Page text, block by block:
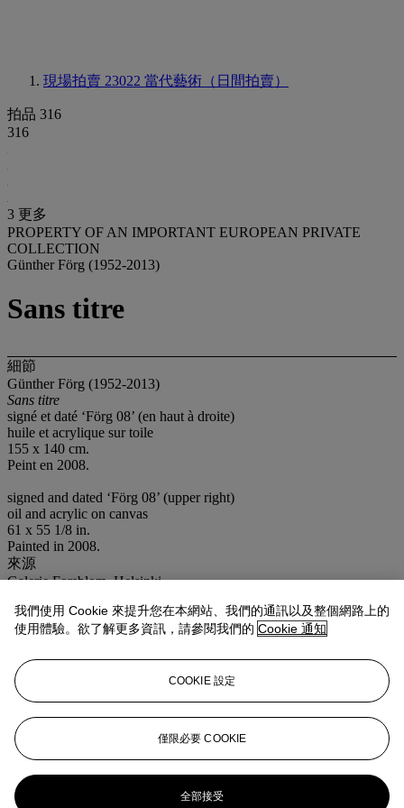
現場拍賣 23022 當代藝術（日間拍賣）
拍品 316
316
3 更多
PROPERTY OF AN IMPORTANT EUROPEAN PRIVATE
COLLECTION
Günther Förg (1952-2013)
Sans titre
細節
Günther Förg (1952-2013)
Sans titre
signé et daté ‘Förg 08’ (en haut à droite)
huile et acrylique sur toile
155 x 140 cm.
Peint en 2008.
signed and dated ‘Förg 08’ (upper right)
oil and acrylic on canvas
61 x 55 1/8 in.
Painted in 2008.
來源
Galerie Forsblom, Helsinki
展覽
Berlin, Miettinen Collection, wir sagen uns Dunkles. dark things we
更多詳情
Cette œuvre est enregistrée dans les archives Günther Förg sous le
no. WVF.08.B.0125. Nous remercions Mr. Michael Neff de l'Estate
of Günther Förg pour les informations qu'il nous a transmises.
更多來自 當代藝術（日間拍賣）
我們使用 Cookie 來提升您在本網站、我們的通訊以及整個網路上的
使用體驗。欲了解更多資訊，請參閱我們的 Cookie 通知
COOKIE 設定
僅限必要 COOKIE
全部接受